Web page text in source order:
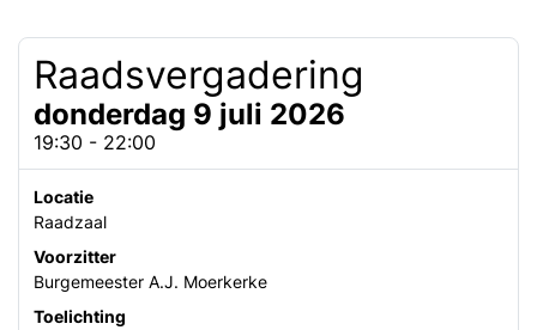
Raadsvergadering
donderdag 9 juli 2026
19:30 - 22:00
Locatie
Raadzaal
Voorzitter
Burgemeester A.J. Moerkerke
Toelichting